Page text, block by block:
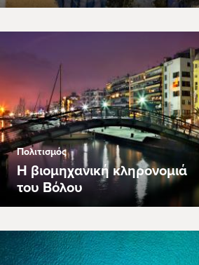
Πολιτισμός
Η βιομηχανική κληρονομιά
του Βόλου